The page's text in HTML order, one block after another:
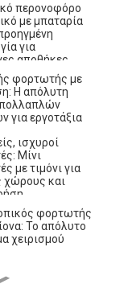
περονοφόρο
με μπαταρία
για
αποθήκες
φορτωτής με
Η απόλυτη
για εργοτάξια
ισχυροί
Μίνι
με τιμόνι για
χώρους και
φορτωτής
Το απόλυτο
χειρισμού
φορτηγό